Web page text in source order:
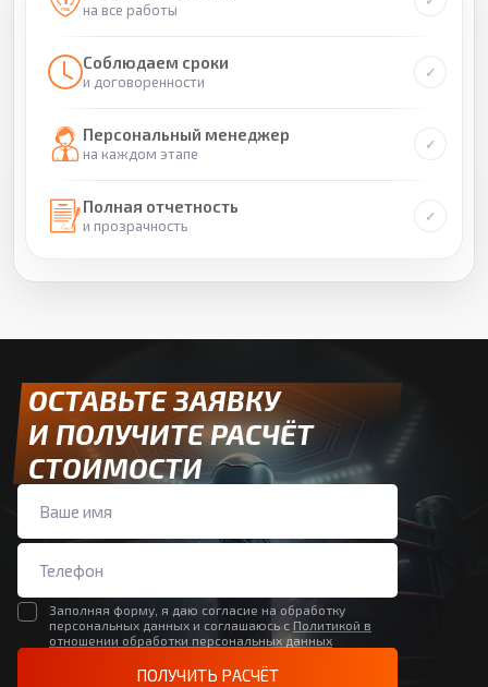
на все работы
Соблюдаем сроки
и договоренности
Персональный менеджер
на каждом этапе
Полная отчетность
и прозрачность
ОСТАВЬТЕ ЗАЯВКУ
И ПОЛУЧИТЕ РАСЧЁТ
СТОИМОСТИ
Заполняя форму, я даю согласие на обработку
персональных данных и соглашаюсь с Политикой в
отношении обработки персональных данных
ПОЛУЧИТЬ РАСЧЁТ